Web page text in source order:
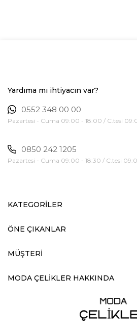
Yardıma mı ihtiyacın var?
0552 348 00 00
Pazartesi - Cuma 09:00 - 18:00 / C.tesi
0850 242 1205
Pazartesi - Cuma 09:00 - 18:30 / C.tesi
KATEGORİLER
ÖNE ÇIKANLAR
MÜŞTERİ
MODA ÇELİKLER HAKKINDA